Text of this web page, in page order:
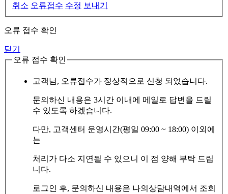
취소 오류접수 수정 보내기
오류 접수 확인
닫기
오류 접수 확인
고객님, 오류접수가 정상적으로 신청 되었습니다.
문의하신 내용은 3시간 이내에 메일로 답변을 드릴
수 있도록 하겠습니다.
다만, 고객센터 운영시간(평일 09:00 ~ 18:00) 이외에
는
처리가 다소 지연될 수 있으니 이 점 양해 부탁 드립
니다.
로그인 후, 문의하신 내용은 나의상담내역에서 조회